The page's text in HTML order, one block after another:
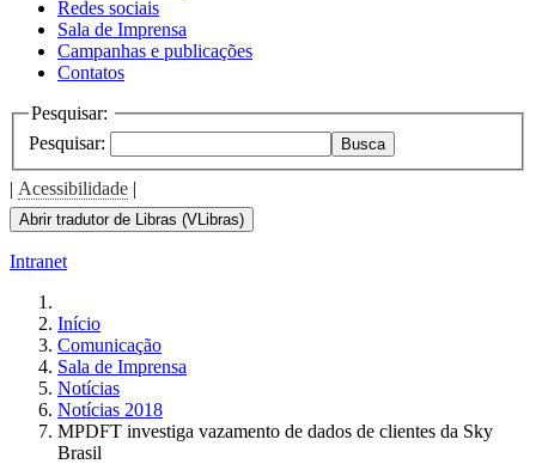
navigate
interact
the
content.
Redes sociais
Sala de Imprensa
Campanhas e publicações
Contatos
Pesquisar:
Pesquisar:
Busca
| Acessibilidade |
Abrir tradutor de Libras (VLibras)
Intranet
Início
Comunicação
Sala de Imprensa
Notícias
Notícias 2018
MPDFT investiga vazamento de dados de clientes da Sky
Brasil